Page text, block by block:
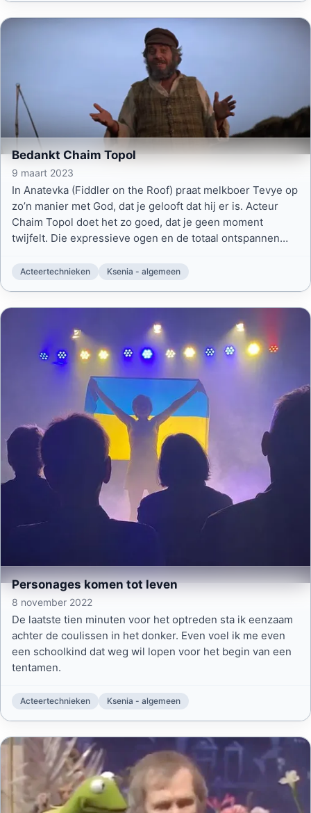
Bedankt Chaim Topol
9 maart 2023
In Anatevka (Fiddler on the Roof) praat melkboer Tevye op
zo’n manier met God, dat je gelooft dat hij er is. Acteur
Chaim Topol doet het zo goed, dat je geen moment
twijfelt. Die expressieve ogen en de totaal ontspannen
Acteertechnieken Ksenia - algemeen
Personages komen tot leven
8 november 2022
De laatste tien minuten voor het optreden sta ik eenzaam
achter de coulissen in het donker. Even voel ik me even
een schoolkind dat weg wil lopen voor het begin van een
tentamen.
Acteertechnieken Ksenia - algemeen